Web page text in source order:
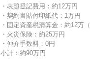
・表題登記費用：約12万円
・契約書貼付印紙代：1万円
・固定資産税清算金：約12万
・火災保険：約25万円
・仲介手数料：0円
小計：約90万円